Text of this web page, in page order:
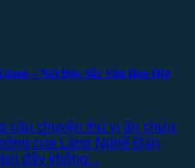
– Nét Đặc Sắc Văn Hóa Địa
câu chuyện thú vị ẩn chứa
của Làng Nghề Đan
đây không...